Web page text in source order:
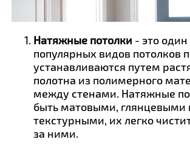
Натяжные потолки - это
популярных видов потолков
устанавливаются путем
полотна из полимерного
между стенами. Натяжные
быть матовыми, глянцевыми
текстурными, их легко
за ними.